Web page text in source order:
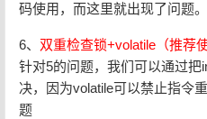
码使用，而这里就出现了问题。
6、 双重检查锁+volatile（推荐使
针对5的问题，我们可以通过
决，因为volatile可以禁止指令
题